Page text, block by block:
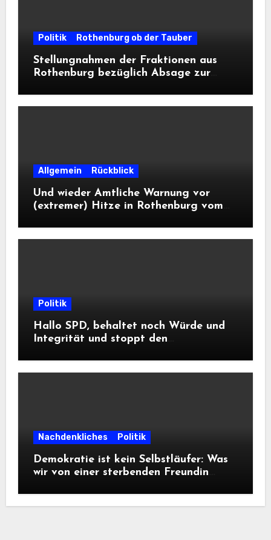
Politik Rothenburg ob der Tauber
Stellungnahmen der Fraktionen aus
Rothenburg bezüglich Absage zur
Allgemein Rückblick
Und wieder Amtliche Warnung vor
(extremer) Hitze in Rothenburg vom
Politik
Hallo SPD, behaltet noch Würde und
Integrität und stoppt den
Nachdenkliches Politik
Demokratie ist kein Selbstläufer: Was
wir von einer sterbenden Freundin